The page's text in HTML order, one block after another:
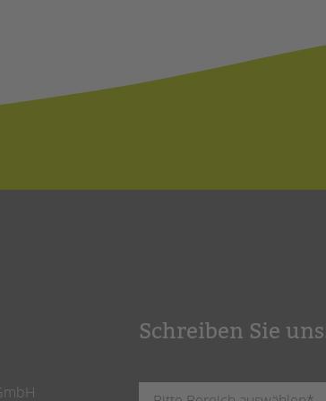
Schreiben Sie